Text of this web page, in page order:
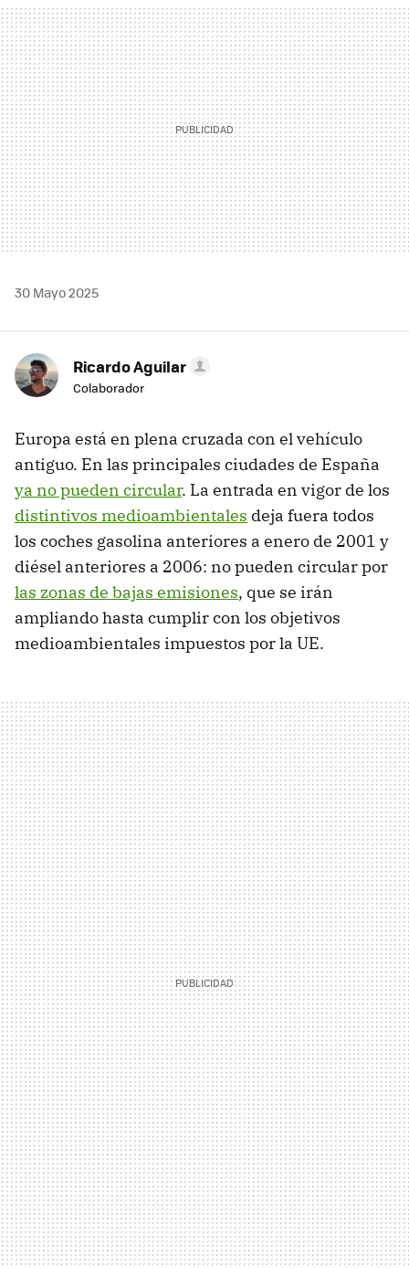
MAIL
30 Mayo 2025
Ricardo Aguilar
Colaborador
Europa está en plena cruzada con el vehículo
antiguo. En las principales ciudades de España
ya no pueden circular. La entrada en vigor de los
distintivos medioambientales deja fuera todos
los coches gasolina anteriores a enero de 2001 y
diésel anteriores a 2006: no pueden circular por
las zonas de bajas emisiones, que se irán
ampliando hasta cumplir con los objetivos
medioambientales impuestos por la UE.